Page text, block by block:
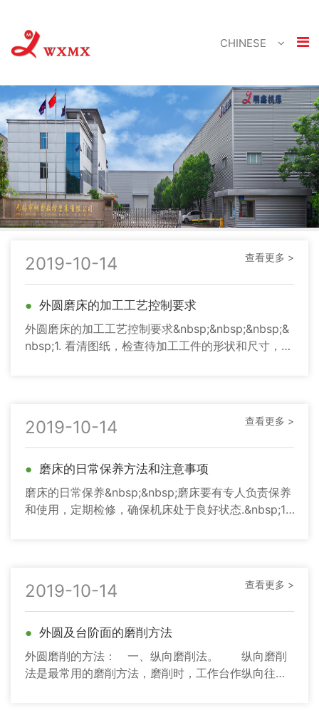
CHINESE
2019-10-14 查看更多 >
● 外圆磨床的加工工艺控制要求
外圆磨床的加工工艺控制要求&nbsp;&nbsp;&nbsp;&
nbsp;1. 看清图纸，检查待加工工件的形状和尺寸，判
2019-10-14 查看更多 >
● 磨床的日常保养方法和注意事项
磨床的日常保养&nbsp;&nbsp;磨床要有专人负责保养
和使用，定期检修，确保机床处于良好状态.&nbsp;1.
2019-10-14 查看更多 >
● 外圆及台阶面的磨削方法
外圆磨削的方法： 一、纵向磨削法。 纵向磨削
法是最常用的磨削方法，磨削时，工作台作纵向往复